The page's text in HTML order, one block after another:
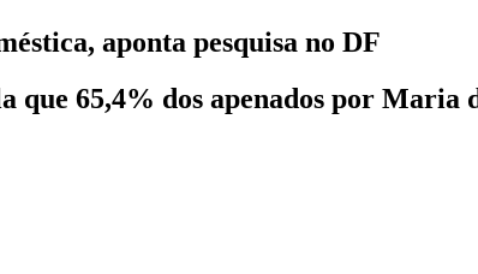
aponta pesquisa no DF
que 65,4% dos apenados por Maria